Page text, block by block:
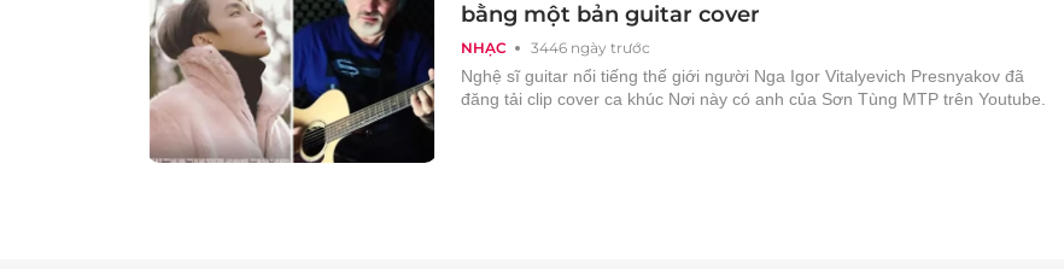
NHẠC 3446 ngày trước
bằng một bản guitar cover
Nghệ sĩ guitar nổi tiếng thế giới người Nga Igor Vitalyevich Presnyakov đã
đăng tải clip cover ca khúc Nơi này có anh của Sơn Tùng MTP trên Youtube.